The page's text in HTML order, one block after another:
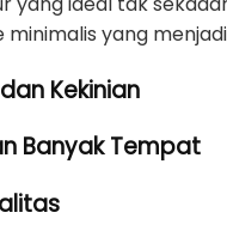
yang
Kekinian
Banyak Tempat